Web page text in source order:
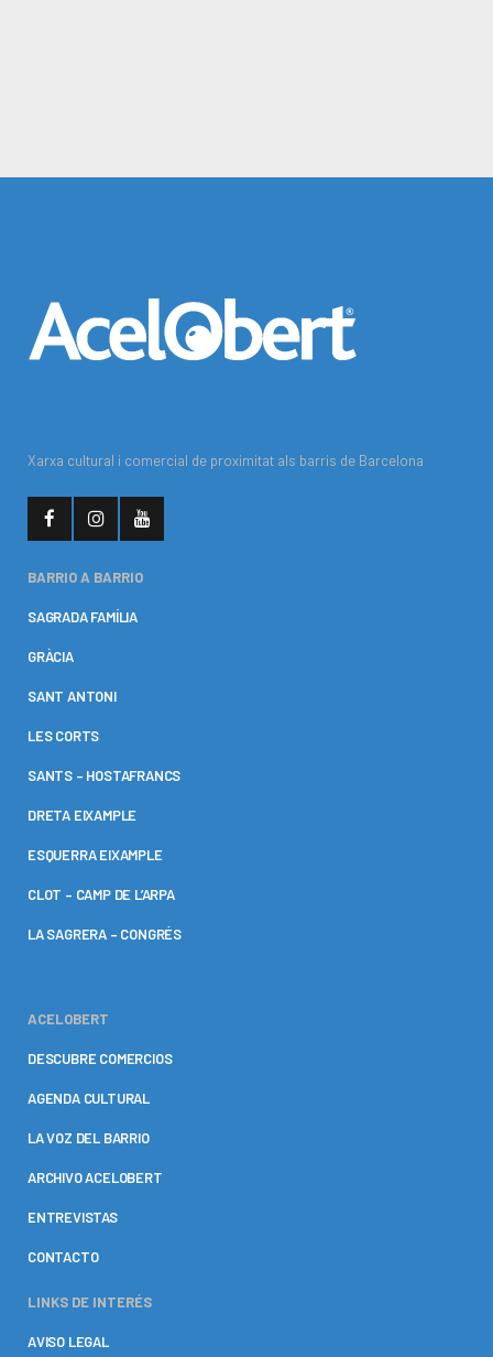
Xarxa cultural i comercial de proximitat als barris de Barcelona
BARRIO A BARRIO
SAGRADA FAMÍLIA
GRÀCIA
SANT ANTONI
LES CORTS
SANTS – HOSTAFRANCS
DRETA EIXAMPLE
ESQUERRA EIXAMPLE
CLOT – CAMP DE L’ARPA
LA SAGRERA – CONGRÉS
ACELOBERT
DESCUBRE COMERCIOS
AGENDA CULTURAL
LA VOZ DEL BARRIO
ARCHIVO ACELOBERT
ENTREVISTAS
CONTACTO
LINKS DE INTERÉS
AVISO LEGAL